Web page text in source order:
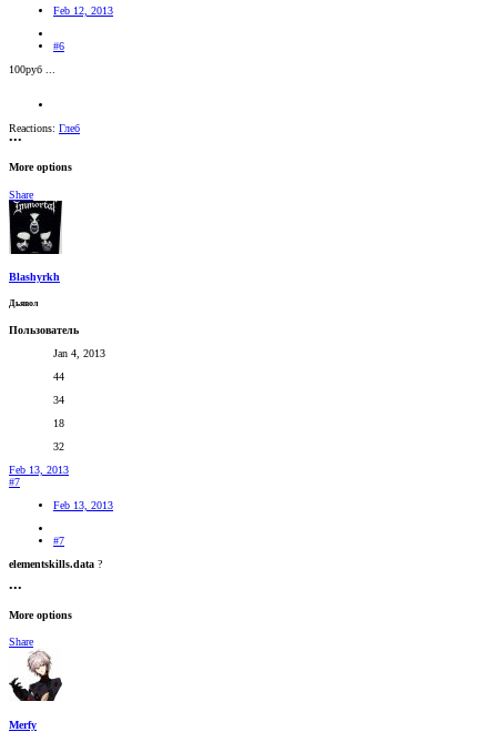
Feb 12, 2013
#6
100руб ...
Reactions: Глеб
•••
More options
Share
Blashyrkh
Дьявол
Пользователь
Jan 4, 2013
44
34
18
32
Feb 13, 2013
#7
Feb 13, 2013
#7
elementskills.data ?
•••
More options
Share
Merfy